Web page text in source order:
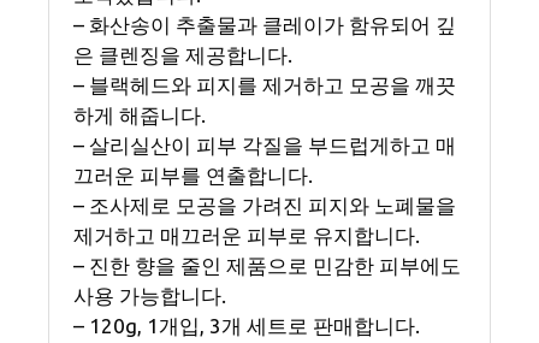
– 화산송이 추출물과 클레이가 함유되어 깊
은 클렌징을 제공합니다.
– 블랙헤드와 피지를 제거하고 모공을 깨끗
하게 해줍니다.
– 살리실산이 피부 각질을 부드럽게하고 매
끄러운 피부를 연출합니다.
– 조사제로 모공을 가려진 피지와 노폐물을
제거하고 매끄러운 피부로 유지합니다.
– 진한 향을 줄인 제품으로 민감한 피부에도
사용 가능합니다.
– 120g, 1개입, 3개 세트로 판매합니다.